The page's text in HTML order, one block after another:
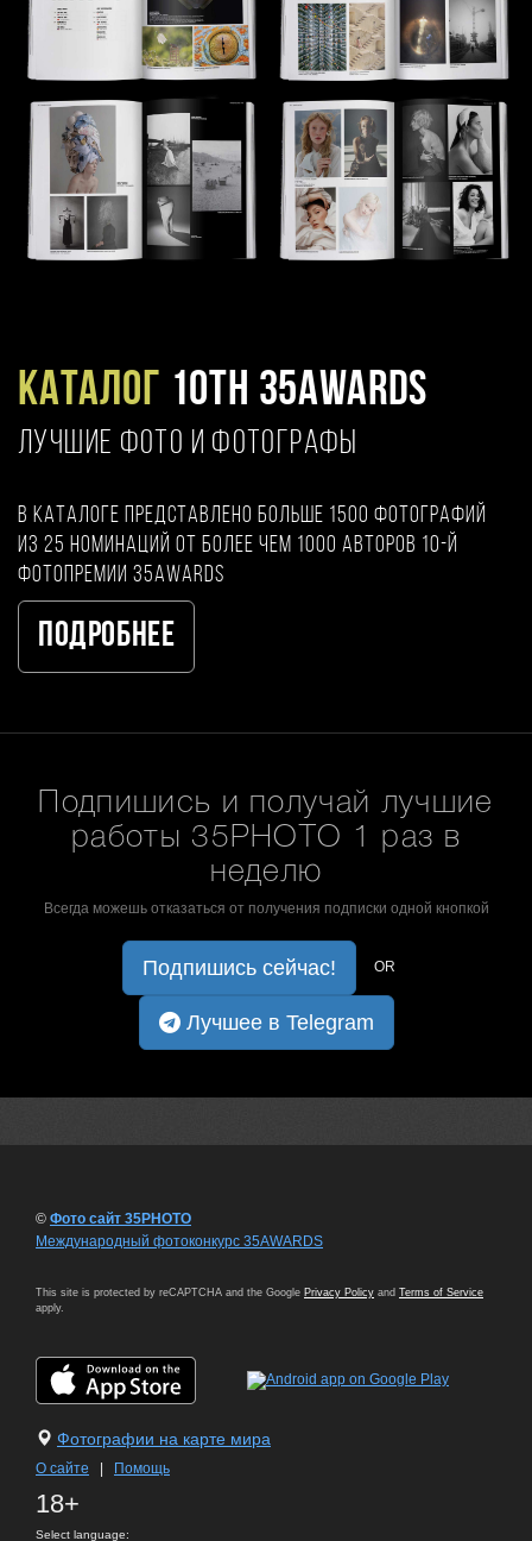
Каталог 10TH 35AWARDS
ЛУЧШИЕ ФОТО И ФОТОГРАФЫ
В каталоге представлено больше 1500 фотографий
из 25 номинаций от более чем 1000 авторов 10-й
фотопремии 35AWARDS
Подробнее
Подпишись и получай лучшие
работы 35PHOTO 1 раз в
неделю
Всегда можешь отказаться от получения подписки одной кнопкой
Подпишись сейчас! OR
Лучшее в Telegram
© Фото сайт 35PHOTO
Международный фотоконкурс 35AWARDS
This site is protected by reCAPTCHA and the Google Privacy Policy and Terms of Service
apply.
Фотографии на карте мира
О сайте Помощь
18+
Select language: